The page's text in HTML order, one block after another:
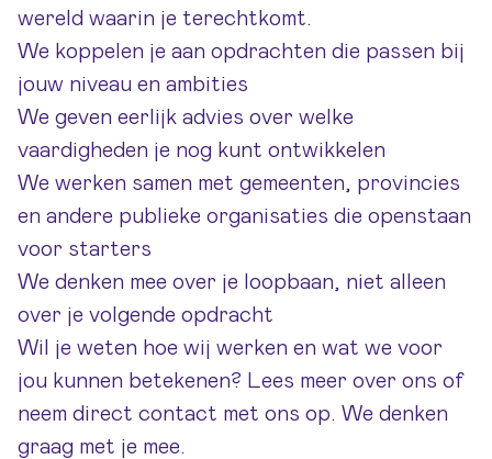
wereld waarin je terechtkomt.
We koppelen je aan opdrachten die passen bij
jouw niveau en ambities
We geven eerlijk advies over welke
vaardigheden je nog kunt ontwikkelen
We werken samen met gemeenten, provincies
en andere publieke organisaties die openstaan
voor starters
We denken mee over je loopbaan, niet alleen
over je volgende opdracht
Wil je weten hoe wij werken en wat we voor
jou kunnen betekenen? Lees meer over ons of
neem direct contact met ons op. We denken
graag met je mee.